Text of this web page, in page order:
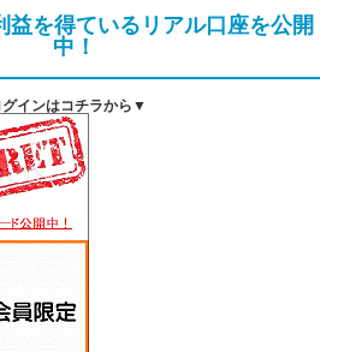
益を得ているリアル口座を公開
中！
インはコチラから▼